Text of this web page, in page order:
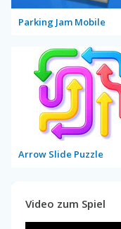
Parking Jam Mobile
Arrow Slide Puzzle
Video zum Spiel